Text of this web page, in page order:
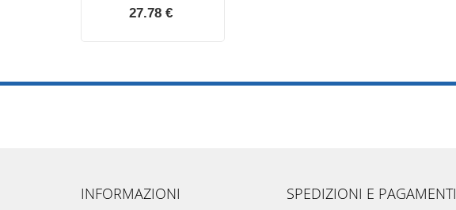
27.78 €
INFORMAZIONI SPEDIZIONI E PAGAMENTI